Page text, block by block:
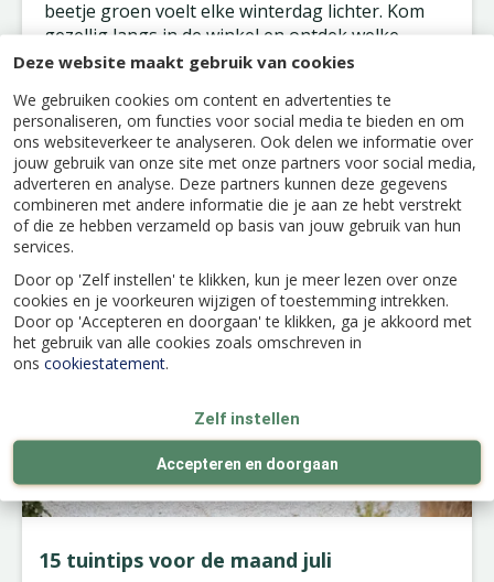
Deze website maakt gebruik van cookies
We gebruiken cookies om content en advertenties te
personaliseren, om functies voor social media te bieden en om
ons websiteverkeer te analyseren. Ook delen we informatie over
jouw gebruik van onze site met onze partners voor social media,
adverteren en analyse. Deze partners kunnen deze gegevens
combineren met andere informatie die je aan ze hebt verstrekt
of die ze hebben verzameld op basis van jouw gebruik van hun
services.
Door op 'Zelf instellen' te klikken, kun je meer lezen over onze
cookies en je voorkeuren wijzigen of toestemming intrekken.
Door op 'Accepteren en doorgaan' te klikken, ga je akkoord met
het gebruik van alle cookies zoals omschreven in
ons cookiestatement.
Zelf instellen
Accepteren en doorgaan
beetje groen voelt elke winterdag lichter. Kom
gezellig langs in de winkel en ontdek welke
planten jouw humeur een boost geven!
Kijk ook eens naar de volgende berichten:
15 tuintips voor de maand juli